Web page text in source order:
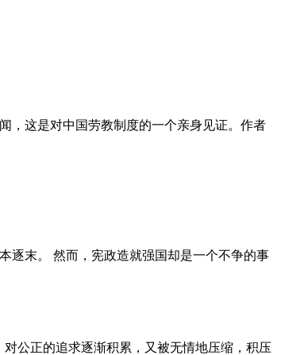
，这是对中国劳教制度的一个亲身见证。作者
逐末。 然而，宪政造就强国却是一个不争的事
公正的追求逐渐积累，又被无情地压缩，积压